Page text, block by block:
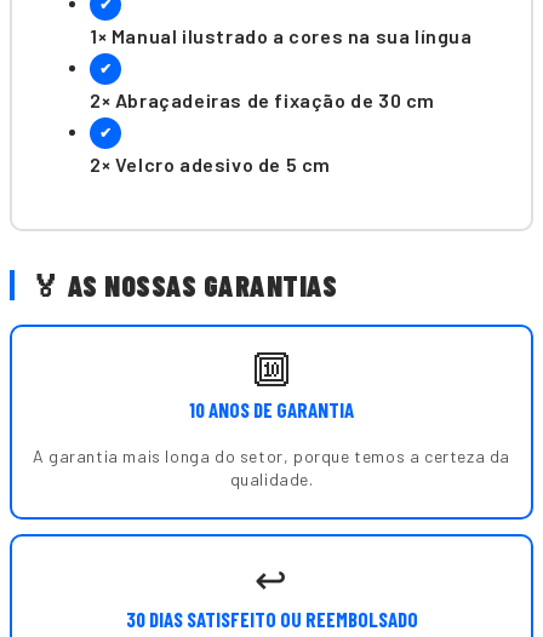
✔
1× Manual ilustrado a cores na sua língua
✔
2× Abraçadeiras de fixação de 30 cm
✔
2× Velcro adesivo de 5 cm
🏅 AS NOSSAS GARANTIAS
🔟
10 ANOS DE GARANTIA
A garantia mais longa do setor, porque temos a certeza da
qualidade.
↩️
30 DIAS SATISFEITO OU REEMBOLSADO